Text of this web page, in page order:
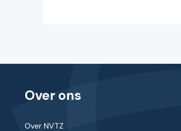
Over ons
Over NVTZ